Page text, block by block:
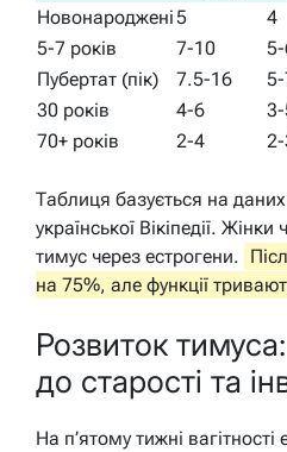
Новонароджені5 4
5-7 років
7-10
Пубертат (пік)
7.5-16
30 років
4-6
70+ років
2-4
Таблиця базується на
української Вікіпедії.
тимус через естрогени.
на 75%, але функції
Розвиток
до старості та
На п’ятому тижні вагітності